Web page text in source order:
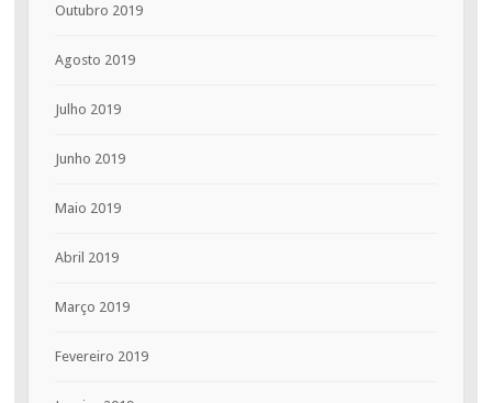
Outubro 2019
Agosto 2019
Julho 2019
Junho 2019
Maio 2019
Abril 2019
Março 2019
Fevereiro 2019